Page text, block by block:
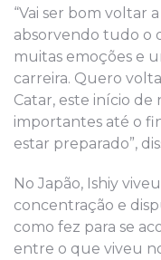
“Vai ser bom voltar
absorvendo tudo o
muitas emoções e
carreira. Quero
Catar, este início
importantes até o
estar preparado”,
No Japão, Ishiy
concentração e
como fez para se
entre o que viveu